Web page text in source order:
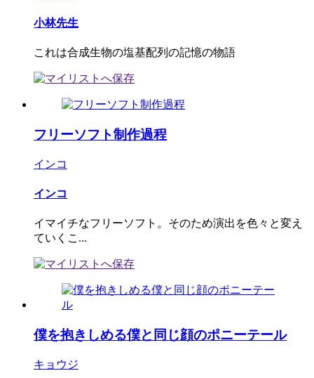
小林先生
これは合成生物の塩基配列の記憶の物語
フリーソフト制作過程
インコ
インコ
イマイチなフリーソフト。そのため演出を色々と変え
ていくこ...
僕を抱きしめる僕と同じ顔のポニーテール
キョウジ